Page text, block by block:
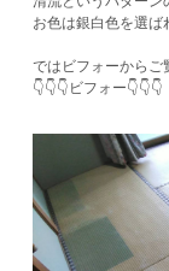
お色は銀白色を選ば
ではビフォーからご
​👇👇👇ビフォー👇👇👇